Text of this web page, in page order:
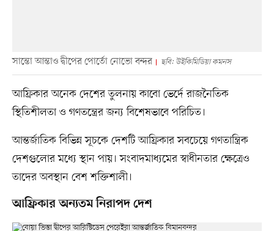
সান্তো আন্তাও দ্বীপের পোর্তো নোভো বন্দর ছবি: উইকিমিডিয়া কমনস
আফ্রিকার অনেক দেশের তুলনায় কাবো ভের্দে রাজনৈতিক
স্থিতিশীলতা ও গণতন্ত্রের জন্য বিশেষভাবে পরিচিত।
আন্তর্জাতিক বিভিন্ন সূচকে দেশটি আফ্রিকার সবচেয়ে গণতান্ত্রিক
দেশগুলোর মধ্যে স্থান পায়। সংবাদমাধ্যমের স্বাধীনতার ক্ষেত্রেও
তাদের অবস্থান বেশ শক্তিশালী।
আফ্রিকার অন্যতম নিরাপদ দেশ